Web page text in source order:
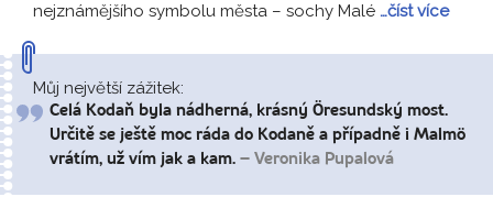
nejznámějšího symbolu města – sochy Malé …číst více
Můj největší zážitek:
Celá Kodaň byla nádherná, krásný Öresundský most.
Určitě se ještě moc ráda do Kodaně a případně i Malmö
vrátím, už vím jak a kam. – Veronika Pupalová